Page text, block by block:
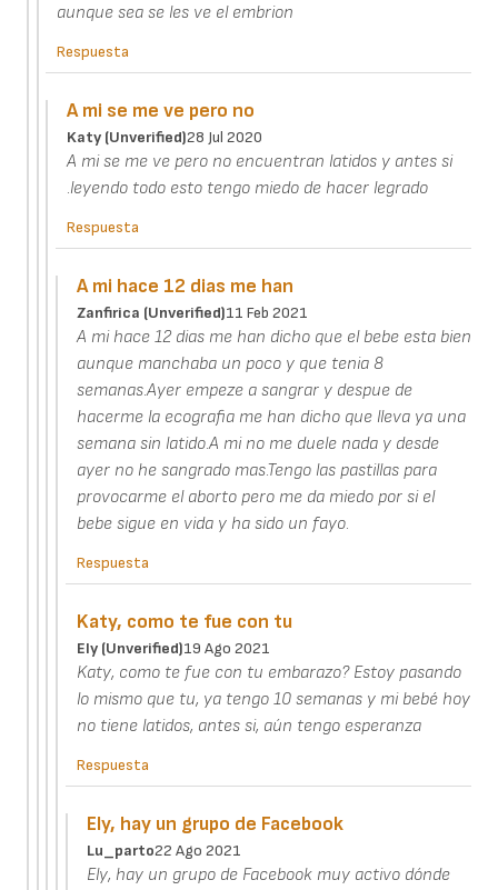
aunque sea se les ve el embrion
Respuesta
A mi se me ve pero no
Katy (unverified)28 Jul 2020
A mi se me ve pero no encuentran latidos y antes si
.leyendo todo esto tengo miedo de hacer legrado
Respuesta
A mi hace 12 dias me han
Zanfirica (unverified)11 Feb 2021
A mi hace 12 dias me han dicho que el bebe esta bien
aunque manchaba un poco y que tenia 8
semanas.Ayer empeze a sangrar y despue de
hacerme la ecografia me han dicho que lleva ya una
semana sin latido.A mi no me duele nada y desde
ayer no he sangrado mas.Tengo las pastillas para
provocarme el aborto pero me da miedo por si el
bebe sigue en vida y ha sido un fayo.
Respuesta
Katy, como te fue con tu
Ely (unverified)19 Ago 2021
Katy, como te fue con tu embarazo? Estoy pasando
lo mismo que tu, ya tengo 10 semanas y mi bebé hoy
no tiene latidos, antes si, aún tengo esperanza
Respuesta
Ely, hay un grupo de Facebook
Lu_parto22 Ago 2021
Ely, hay un grupo de Facebook muy activo dónde